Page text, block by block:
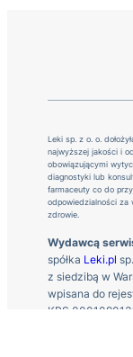
Leki sp. z o. o.
najwyższej jakości i
obowiązującymi
diagnostyki lub
farmaceuty co do
odpowiedzialności za
zdrowie.
Wydawcą
spółka Leki.pl
z siedzibą w
wpisana do
KRS